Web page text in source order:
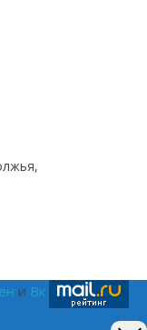
и Вк